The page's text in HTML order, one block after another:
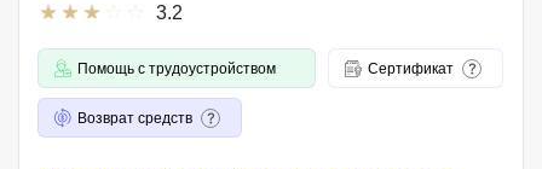
3.2
Помощь с трудоустройством Сертификат
Возврат средств